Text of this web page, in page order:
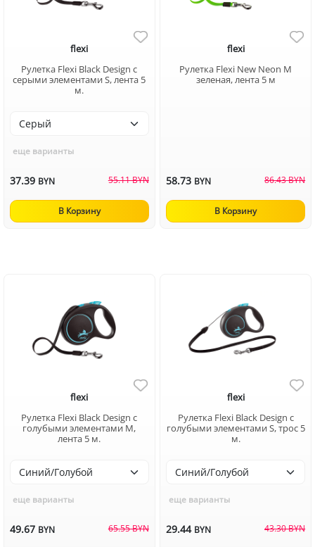
flexi
Рулетка Flexi Black Design c
серыми элементами S, лента 5
м.
еще варианты
37.39 BYN 55.11 BYN
В Корзину
flexi
Рулетка Flexi New Neon M
зеленая, лента 5 м
58.73 BYN 86.43 BYN
В Корзину
flexi
Рулетка Flexi Black Design c
голубыми элементами M,
лента 5 м.
еще варианты
49.67 BYN 65.55 BYN
flexi
Рулетка Flexi Black Design c
голубыми элементами S, трос 5
м.
еще варианты
29.44 BYN 43.30 BYN